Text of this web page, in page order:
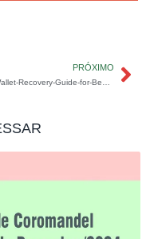
PRÓXIMO
Trezor Wallet-Recovery-Guide-for-Beginners